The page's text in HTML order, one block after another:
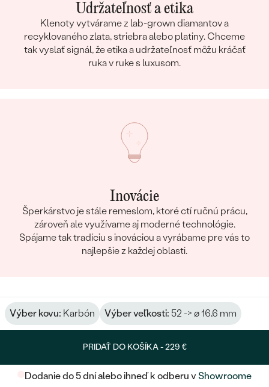
Udržateľnosť a etika
Klenoty vytvárame z lab-grown diamantov a
recyklovaného zlata, striebra alebo platiny. Chceme
tak vyslať signál, že etika a udržateľnosť môžu kráčať
ruka v ruke s luxusom.
Inovácie
Šperkárstvo je stále remeslom, ktoré ctí ručnú prácu,
zároveň ale využívame aj moderné technológie.
Spájame tak tradíciu s inováciou a vyrábame pre vás to
najlepšie z každej oblasti.
Výber kovu: Karbón Výber veľkosti: 52 -> ø 16,6 mm
PRIDAŤ DO KOŠÍKA -229 €
Dodanie do 5 dní alebo ihneď k odberu v Showroome